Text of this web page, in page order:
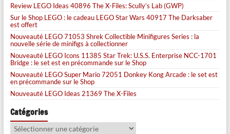
Review LEGO Ideas 40896 The X-Files: Scully’s Lab (GWP)
Sur le Shop LEGO : le cadeau LEGO Star Wars 40917 The Darksaber
est offert
Nouveauté LEGO 71053 Shrek Collectible Minifigures Series : la
nouvelle série de minifigs à collectionner
Nouveauté LEGO Icons 11385 Star Trek: U.S.S. Enterprise NCC-1701
Bridge : le set est en précommande sur le Shop
Nouveauté LEGO Super Mario 72051 Donkey Kong Arcade : le set est
en précommande sur le Shop
Nouveauté LEGO Ideas 21369 The X-Files
Catégories
Catégories